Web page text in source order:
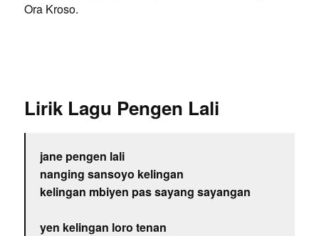
Ora Kroso.
Lirik Lagu Pengen Lali
jane pengen lali
nanging sansoyo kelingan
kelingan mbiyen pas sayang sayangan
yen kelingan loro tenan